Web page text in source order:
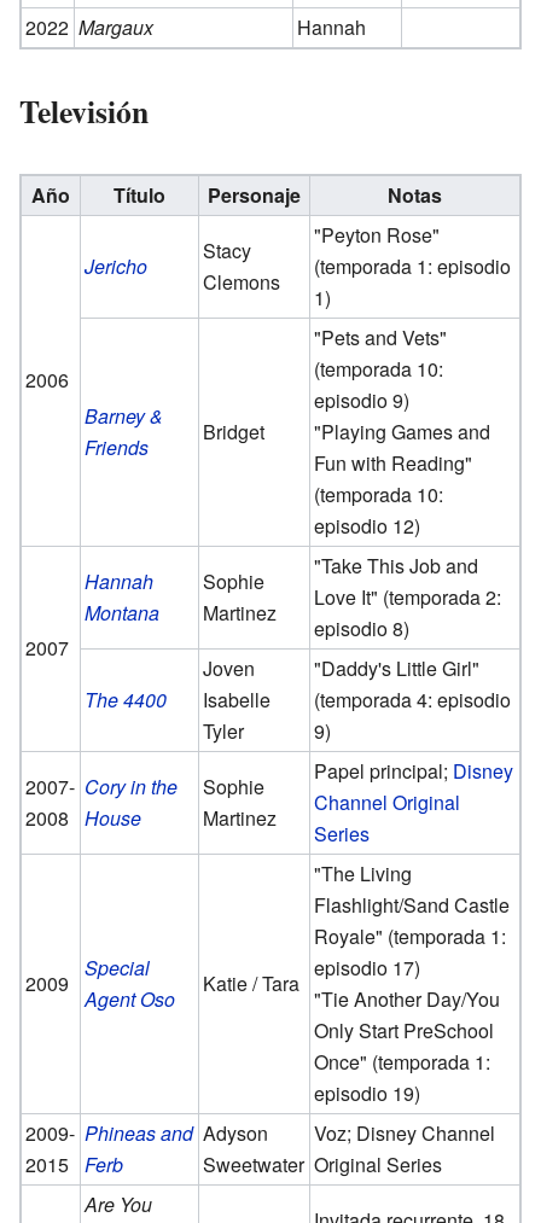
2022 Margaux Hannah
Televisión
Año Título Personaje Notas
2006
Jericho
Stacy
Clemons
"Peyton Rose"
(temporada 1: episodio
1)
Barney &
Friends
Bridget
"Pets and Vets"
(temporada 10:
episodio 9)
"Playing Games and
Fun with Reading"
(temporada 10:
episodio 12)
2007
Hannah
Montana
Sophie
Martinez
"Take This Job and
Love It" (temporada 2:
episodio 8)
The 4400
Joven
Isabelle
Tyler
"Daddy's Little Girl"
(temporada 4: episodio
9)
2007-
2008
Cory in the
House
Sophie
Martinez
Papel principal; Disney
Channel Original
Series
2009
Special
Agent Oso
Katie / Tara
"The Living
Flashlight/Sand Castle
Royale" (temporada 1:
episodio 17)
"Tie Another Day/You
Only Start PreSchool
Once" (temporada 1:
episodio 19)
2009-
2015
Phineas and
Ferb
Adyson
Sweetwater
Voz; Disney Channel
Original Series
Are You